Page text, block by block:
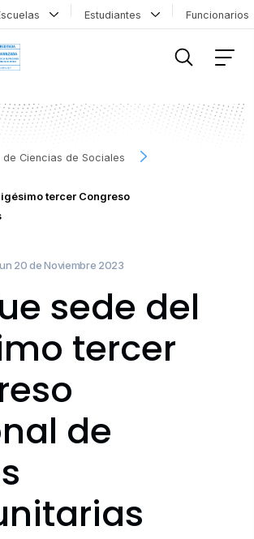
Estudiantes
de Ciencias de Sociales
tercer Congreso
20 de Noviembre 2023
sede del
tercer
de